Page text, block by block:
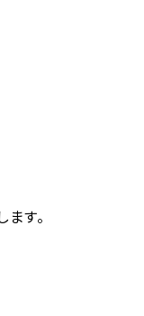
す。